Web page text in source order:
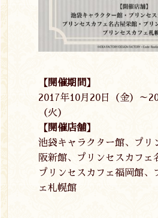
【開催期間】
2017年10月 20 日（金）～
（火）
【開催店舗】
池袋キャラクター館、プリ
阪新館、プリンセスカフェ
プリンセスカフェ福岡館、
ェ札幌館